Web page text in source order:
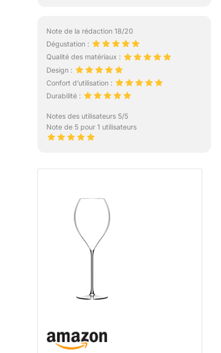
Note de la rédaction 18/20
Dégustation :
Qualité des matériaux :
Design :
Confort d’utilisation :
Durabilité :
Notes des utilisateurs 5/5
Note de 5 pour 1 utilisateurs